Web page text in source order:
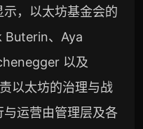
，以太坊基金会的
Buterin、Aya
以及
以太坊的治理与战
运营由管理层及各